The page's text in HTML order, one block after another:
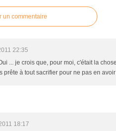
un commentaire
22:35
... je crois que, pour moi, c'était la
prête à tout sacrifier pour ne pas en
18:17